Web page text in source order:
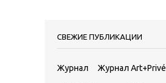
СВЕЖИЕ ПУБЛИКАЦИИ
Журнал Журнал Art+Privé